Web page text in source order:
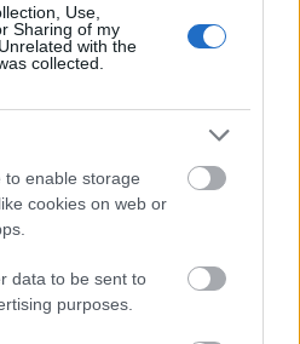
Use,
Sharing of my
with the
collected.
to enable storage
cookies on web or
data to be sent to
purposes.
facebook
lépned!